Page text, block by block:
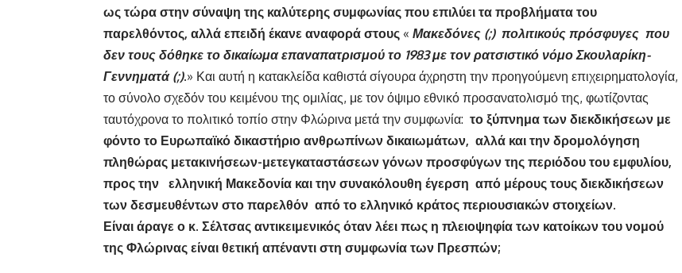
ως τώρα στην σύναψη της καλύτερης συμφωνίας που επιλύει τα προβλήματα του
παρελθόντος, αλλά επειδή έκανε αναφορά στους « Μακεδόνες (;) πολιτικούς πρόσφυγες που
δεν τους δόθηκε το δικαίωμα επαναπατρισμού το 1983 με τον ρατσιστικό νόμο Σκουλαρίκη-
Γεννηματά (;).» Και αυτή η κατακλείδα καθιστά σίγουρα άχρηστη την προηγούμενη επιχειρηματολογία,
το σύνολο σχεδόν του κειμένου της ομιλίας, με τον όψιμο εθνικό προσανατολισμό της, φωτίζοντας
ταυτόχρονα το πολιτικό τοπίο στην Φλώρινα μετά την συμφωνία: το ξύπνημα των διεκδικήσεων με
φόντο το Ευρωπαϊκό δικαστήριο ανθρωπίνων δικαιωμάτων, αλλά και την δρομολόγηση
πληθώρας μετακινήσεων-μετεγκαταστάσεων γόνων προσφύγων της περιόδου του εμφυλίου,
προς την ελληνική Μακεδονία και την συνακόλουθη έγερση από μέρους τους διεκδικήσεων
των δεσμευθέντων στο παρελθόν από το ελληνικό κράτος περιουσιακών στοιχείων.
Είναι άραγε ο κ. Σέλτσας αντικειμενικός όταν λέει πως η πλειοψηφία των κατοίκων του νομού
της Φλώρινας είναι θετική απέναντι στη συμφωνία των Πρεσπών;